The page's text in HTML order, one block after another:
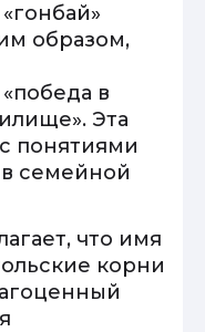
образом,
в
Эта
понятиями
в семейной
что имя
корни